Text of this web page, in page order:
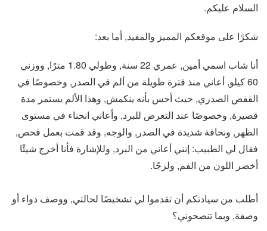
السلام عليكم.
شكرًا على موقعكم المميز والمفيد, أما بعد:
أنا شاب اسمي أمين, عمري 22 سنة, وطولي 1.80 مترًا, ووزني
60 كيلو, أعاني منذ فترة طويلة من ألم في الصدر, وخصوصًا في
القفص الصدري, حيث أحس بأنه ينكمش, وهذا الألم يستمر مدة
قصيرة, وخصوصًا عند التعرض للبرد, وأعاني انحناء في مستوى
الظهر, ونحافة شديدة في الصدر, والوجه, وقد قمت بعمل فحص,
فقال لي الطبيب: إنني أعاني من البرد, وللإشارة فأنا أخرج شيئًا
أخضر اللون من الفم, ولزجًا.
أطلب من سيادتكم أن تقدموا لي تشخيصًا لحالتي, ووصف دواء أو
وصفة, وبما تنصحوني؟